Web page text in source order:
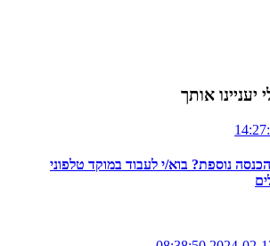
אותך
נוספת? בוא/י לעבוד במוקד טלפוני